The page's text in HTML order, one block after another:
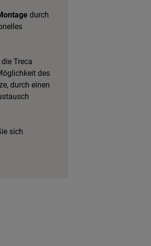
durch
Treca
des
durch einen
sich